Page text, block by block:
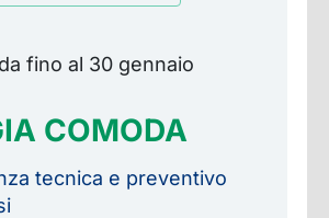
fino al 30 gennaio
COMODA
tecnica e preventivo